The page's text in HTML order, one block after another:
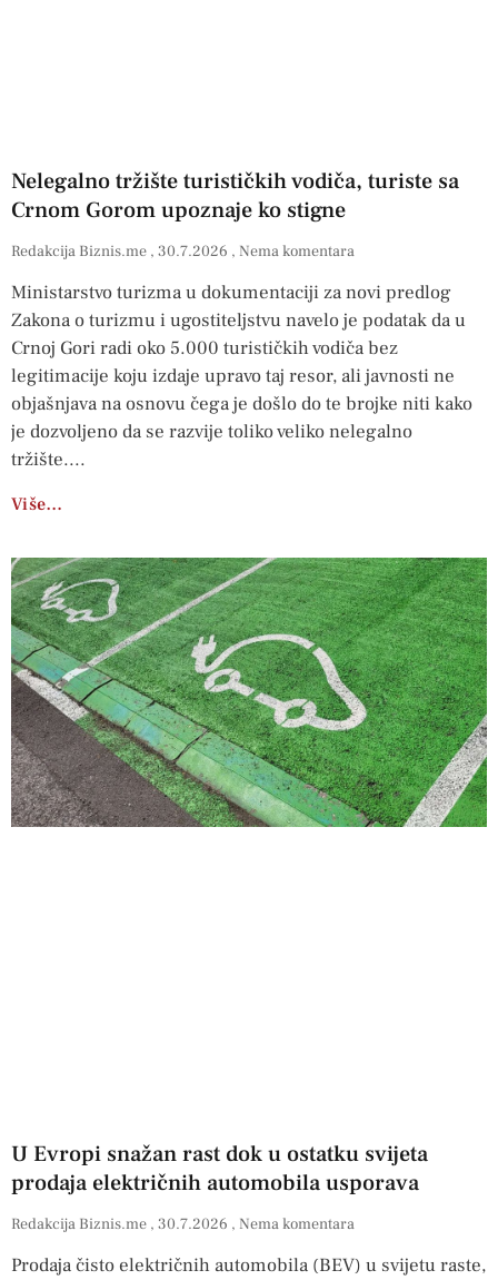
Nelegalno tržište turističkih vodiča, turiste sa
Crnom Gorom upoznaje ko stigne
Redakcija Biznis.me 30.7.2026 Nema komentara
Ministarstvo turizma u dokumentaciji za novi predlog
Zakona o turizmu i ugostiteljstvu navelo je podatak da u
Crnoj Gori radi oko 5.000 turističkih vodiča bez
legitimacije koju izdaje upravo taj resor, ali javnosti ne
objašnjava na osnovu čega je došlo do te brojke niti kako
je dozvoljeno da se razvije toliko veliko nelegalno
tržište.
Više…
U Evropi snažan rast dok u ostatku svijeta
prodaja električnih automobila usporava
Redakcija Biznis.me 30.7.2026 Nema komentara
Prodaja čisto električnih automobila (BEV) u svijetu raste,